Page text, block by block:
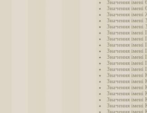
Значення імені
Значення імені
Значення імені
Значення імені
Значення імені
Значення імені
Значення імені
Значення імені
Значення імені
Значення імені
Значення імені
Значення імені
Значення імені
Значення імені
Значення імені
Значення імені
Значення імені
Значення імені
Значення імені